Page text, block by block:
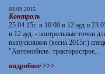
03.09.2015
Контроль
25.04.15г. в 10:00 в 12 ауд и
в 12 ауд. - контрольные точки
выпускников (весна 2015г.)
"Автомобиле- тракторострое...
подробнее >>>